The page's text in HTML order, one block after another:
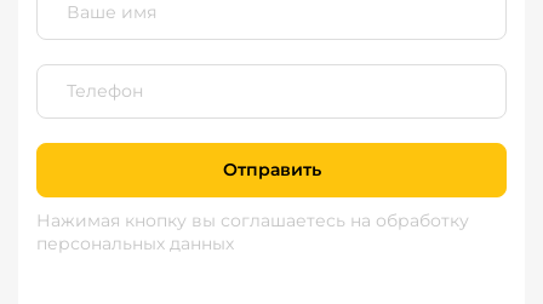
Отправить
Нажимая кнопку вы соглашаетесь на обработку
персональных данных